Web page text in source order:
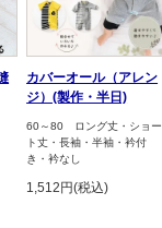
カバーオール（アレン
ジ）(製作・半日)
60～80 ロング丈・ショー
ト丈・長袖・半袖・衿付
き・衿なし
1,512円(税込)